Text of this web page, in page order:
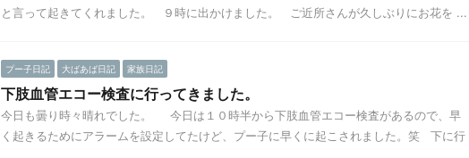
と言って起きてくれました。 ９時に出かけました。 ご近所さんが久しぶりにお花を ...
プー子日記 大ばあば日記 家族日記
下肢血管エコー検査に行ってきました。
今日も曇り時々晴れでした。 今日は１０時半から下肢血管エコー検査があるので、早
く起きるためにアラームを設定してたけど、プー子に早くに起こされました。笑 下に行